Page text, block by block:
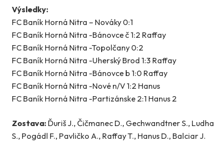
Výsledky:
FC Baník Horná Nitra – Nováky 0:1
FC Baník Horná Nitra -Bánovce č 1:2 Raffay
FC Baník Horná Nitra -Topolčany 0:2
FC Baník Horná Nitra -Uherský Brod 1:3 Raffay
FC Baník Horná Nitra -Bánovce b 1:0 Raffay
FC Baník Horná Nitra -Nové n/V 1:2 Hanus
FC Baník Horná Nitra -Partizánske 2:1 Hanus 2
Zostava: Ďuriš J., Čičmanec D., Gechwandtner S., Ludha
S., Pogádl F., Pavličko A., Raffay T., Hanus D., Balciar J.